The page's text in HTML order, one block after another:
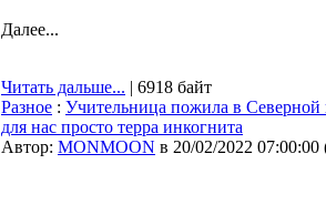
Далее...
Читать дальше... | 6918 байт
Разное : Учительница пожила в
для нас просто терра инкогнита
Автор: MONMOON в 20/02/2022 07:00:00